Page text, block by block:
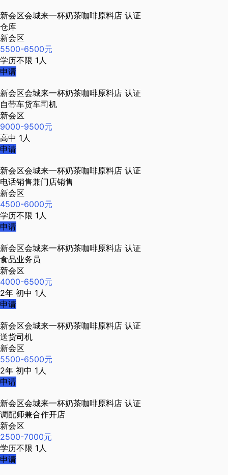
新会区会城来一杯奶茶咖啡原料店 认证
仓库
新会区
5500-6500元
学历不限 1人
申请
新会区会城来一杯奶茶咖啡原料店 认证
自带车货车司机
新会区
9000-9500元
高中 1人
申请
新会区会城来一杯奶茶咖啡原料店 认证
电话销售兼门店销售
新会区
4500-6000元
学历不限 1人
申请
新会区会城来一杯奶茶咖啡原料店 认证
食品业务员
新会区
4000-6500元
2年 初中 1人
申请
新会区会城来一杯奶茶咖啡原料店 认证
送货司机
新会区
5500-6500元
2年 初中 1人
申请
新会区会城来一杯奶茶咖啡原料店 认证
调配师兼合作开店
新会区
2500-7000元
学历不限 1人
申请